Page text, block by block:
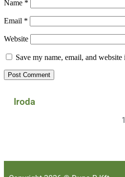
Name *
Email *
Website
Save my name, email, and
Iroda